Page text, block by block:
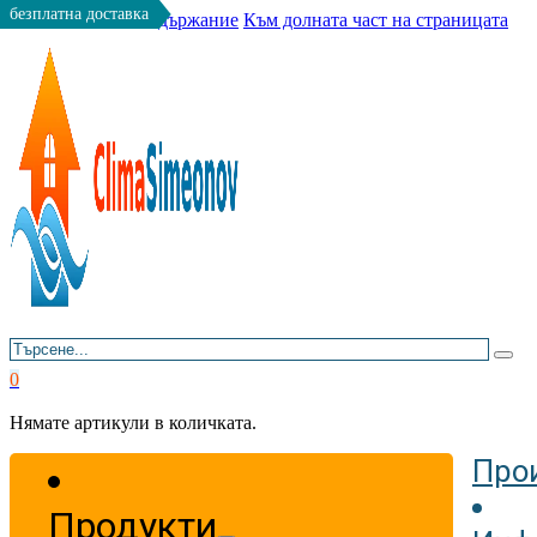
Към основното съдържание Към долната част на страницата
Търсене
0
Нямате артикули в количката.
Продукти
безплатна доставка